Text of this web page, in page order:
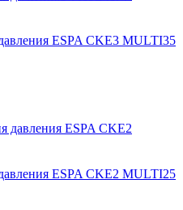
ESPA CKE3 MULTI35
ESPA CKE2 MULTI25